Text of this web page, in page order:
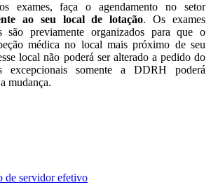
exames, faça o agendamento no setor
ao seu local de lotação. Os exames
são previamente organizados para que o
médica no local mais próximo de seu
local não poderá ser alterado a pedido do
excepcionais somente a DDRH poderá
mudança.
de servidor efetivo